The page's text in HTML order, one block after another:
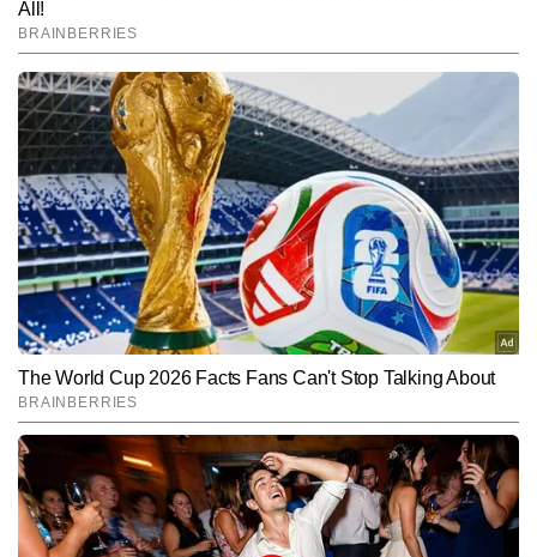
समीर कुमार ठाकुर AUTHOR
समीर कुमार ठाकुर टाइम्स नाउ नवभारत डिजिटल की स्पोर्ट्स टीम के सदस्य हैं।
करीब 10 वर्षों के पत्रकारिता अनुभव के साथ वे न केवल क्रिकेट, बल्कि हॉकी,
फुटबॉल, बैडमिंटन और अन्य प्रमुख खेलों की गहरी समझ रखते हैं। खेलों की
बारीकियों को पकड़ने, खिलाड़ियों के प्रदर्शन का विश्लेषण करने और मैच
परिस्थितियों को सरल व रोचक अंदाज में समझाने की उनकी क्षमता उन्हें स्पोर्ट्स बीट
का एक भरोसेमंद पत्रकार बनाती है। जर्नलिज़्म में डिप्लोमा कर चुके समीर ने टीवी
मीडिया में भी काम किया है, जिससे उन्हें लाइव न्यूज प्रेजेंटेशन, ब्रेकिंग अपडेट्स
और विजुअल स्टोरीटेलिंग का अनुभव मिला। समीर अब तक 10,000 से अधिक
आर्टिकल्स लिख चुके हैं, जिनमें कई एक्सक्लूसिव स्पोर्ट्स इंटरव्यू, ऑन-ग्राउंड
रिपोर्टिंग और मैच व सीरीज आधारित विश्लेषण शामिल हैं।
और पढ़ें
Follow Us:
Subscribe to our daily Newsletter!
SUBMIT